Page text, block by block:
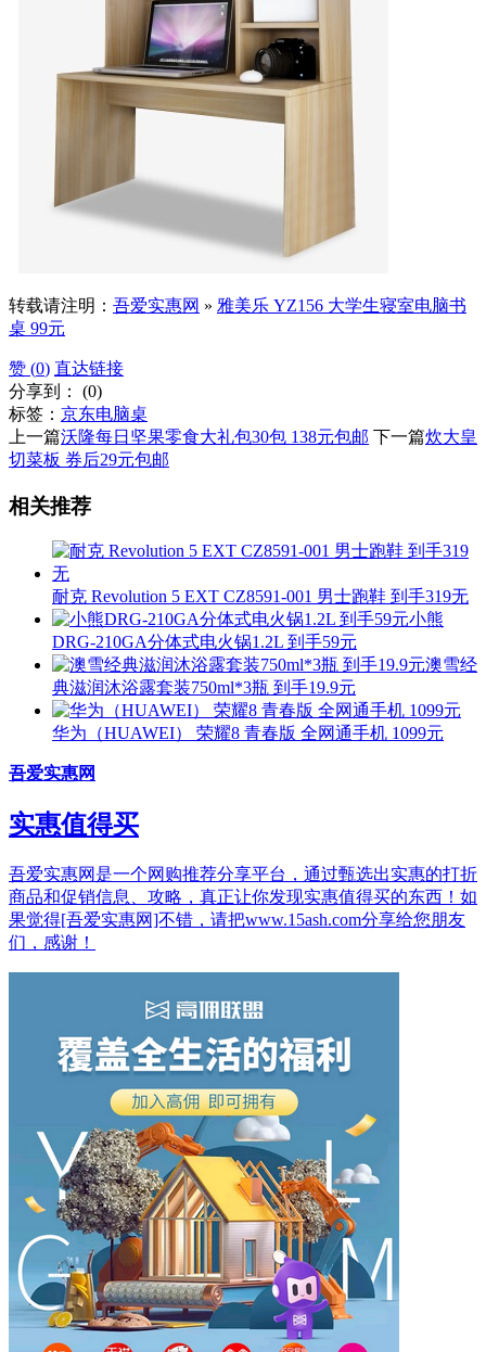
转载请注明： 吾爱实惠网 » 雅美乐 YZ156 大学生寝室电脑书
桌 99元
赞 (0) 直达链接
分享到： (0)
标签： 京东电脑桌
上一篇沃隆每日坚果零食大礼包30包 138元包邮 下一篇炊大皇
切菜板 券后29元包邮
相关推荐
耐克 Revolution 5 EXT CZ8591-001 男士跑鞋 到手319无
小熊
DRG-210GA分体式电火锅1.2L 到手59元
澳雪经
典滋润沐浴露套装750ml*3瓶 到手19.9元
华为（HUAWEI） 荣耀8 青春版 全网通手机 1099元
吾爱实惠网
实惠值得买
吾爱实惠网是一个网购推荐分享平台，通过甄选出实惠的打折
商品和促销信息、攻略，真正让你发现实惠值得买的东西！如
果觉得[吾爱实惠网]不错，请把www.15ash.com分享给您朋友
们，感谢！